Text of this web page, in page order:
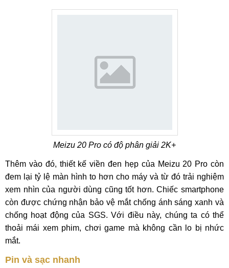
Meizu 20 Pro có độ phân giải 2K+
Thêm vào đó, thiết kế viền đen hẹp của Meizu 20 Pro còn
đem lại tỷ lệ màn hình to hơn cho máy và từ đó trải nghiệm
xem nhìn của người dùng cũng tốt hơn. Chiếc smartphone
còn được chứng nhận bảo vệ mắt chống ánh sáng xanh và
chống hoạt động của SGS. Với điều này, chúng ta có thể
thoải mái xem phim, chơi game mà không cần lo bị nhức
mắt.
Pin và sạc nhanh